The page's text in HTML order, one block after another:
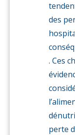
des
. Ces
perte